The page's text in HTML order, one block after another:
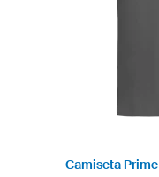
Camiseta Prime